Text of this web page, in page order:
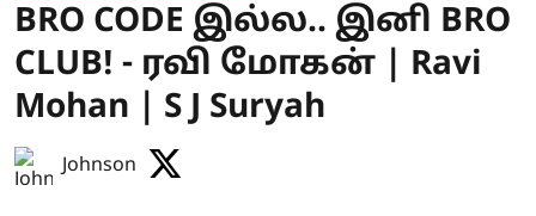
BRO CODE இல்ல.. இனி BRO
CLUB! - ரவி மோகன் | Ravi
Mohan | S J Suryah
Johnson